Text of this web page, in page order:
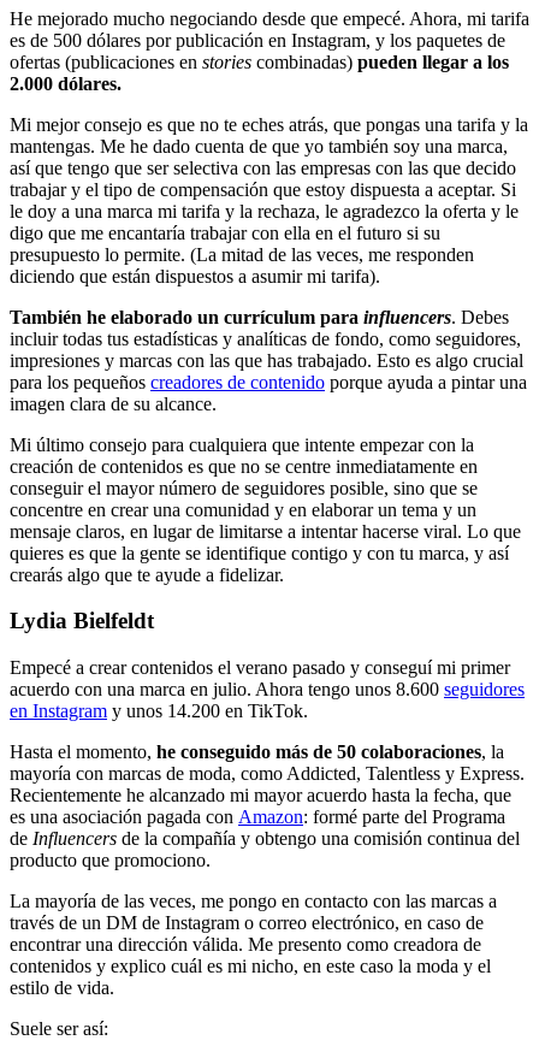
He mejorado mucho negociando desde que empecé. Ahora, mi tarifa
es de 500 dólares por publicación en Instagram, y los paquetes de
ofertas (publicaciones en stories combinadas) pueden llegar a los
2.000 dólares.
Mi mejor consejo es que no te eches atrás, que pongas una tarifa y la
mantengas. Me he dado cuenta de que yo también soy una marca,
así que tengo que ser selectiva con las empresas con las que decido
trabajar y el tipo de compensación que estoy dispuesta a aceptar. Si
le doy a una marca mi tarifa y la rechaza, le agradezco la oferta y le
digo que me encantaría trabajar con ella en el futuro si su
presupuesto lo permite. (La mitad de las veces, me responden
diciendo que están dispuestos a asumir mi tarifa).
También he elaborado un currículum para influencers. Debes
incluir todas tus estadísticas y analíticas de fondo, como seguidores,
impresiones y marcas con las que has trabajado. Esto es algo crucial
para los pequeños creadores de contenido porque ayuda a pintar una
imagen clara de su alcance.
Mi último consejo para cualquiera que intente empezar con la
creación de contenidos es que no se centre inmediatamente en
conseguir el mayor número de seguidores posible, sino que se
concentre en crear una comunidad y en elaborar un tema y un
mensaje claros, en lugar de limitarse a intentar hacerse viral. Lo que
quieres es que la gente se identifique contigo y con tu marca, y así
crearás algo que te ayude a fidelizar.
Lydia Bielfeldt
Empecé a crear contenidos el verano pasado y conseguí mi primer
acuerdo con una marca en julio. Ahora tengo unos 8.600 seguidores
en Instagram y unos 14.200 en TikTok.
Hasta el momento, he conseguido más de 50 colaboraciones, la
mayoría con marcas de moda, como Addicted, Talentless y Express.
Recientemente he alcanzado mi mayor acuerdo hasta la fecha, que
es una asociación pagada con Amazon: formé parte del Programa
de Influencers de la compañía y obtengo una comisión continua del
producto que promociono.
La mayoría de las veces, me pongo en contacto con las marcas a
través de un DM de Instagram o correo electrónico, en caso de
encontrar una dirección válida. Me presento como creadora de
contenidos y explico cuál es mi nicho, en este caso la moda y el
estilo de vida.
Suele ser así: